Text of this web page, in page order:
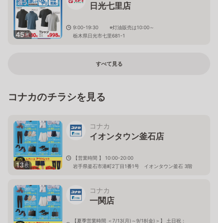
45枚
日光七里店
9:00-19:30 ※灯油販売は10:00～
栃木県日光市七里681-1
すべて見る
コナカのチラシを見る
13枚
コナカ
イオンタウン釜石店
【営業時間 】 10:00-20:00
岩手県釜石市港町2丁目1番1号 イオンタウン釜石 3階
コナカ
一関店
【夏季営業時間 ＜7/13(月)～9/18(金)＞】 土日祝：